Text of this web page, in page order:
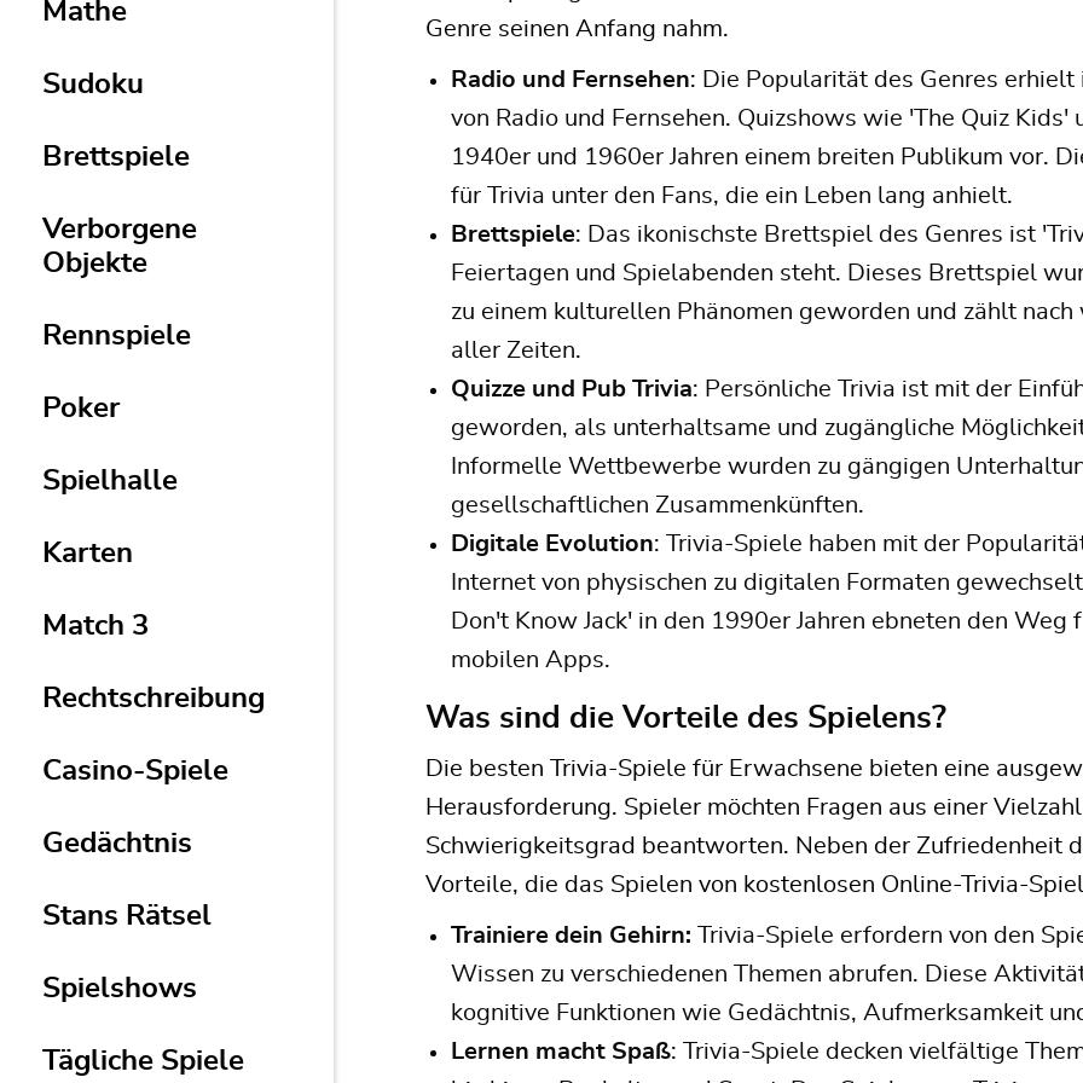
Mathe
Sudoku
Brettspiele
Verborgene
Objekte
Rennspiele
Poker
Spielhalle
Karten
Match 3
Rechtschreibung
Casino-Spiele
Gedächtnis
Stans Rätsel
Spielshows
Tägliche Spiele
Genre seinen Anfang nahm.
Radio und Fernsehen: Die Popularität des Genres
von Radio und Fernsehen. Quizshows wie 'The Quiz Kids'
1940er und 1960er Jahren einem breiten Publikum vor.
für Trivia unter den Fans, die ein Leben lang anhielt.
Brettspiele: Das ikonischste Brettspiel des Genres ist
Feiertagen und Spielabenden steht. Dieses Brettspiel
zu einem kulturellen Phänomen geworden und zählt
aller Zeiten.
Quizze und Pub Trivia: Persönliche Trivia ist mit der
geworden, als unterhaltsame und zugängliche
Informelle Wettbewerbe wurden zu gängigen
gesellschaftlichen Zusammenkünften.
Digitale Evolution: Trivia-Spiele haben mit der
Internet von physischen zu digitalen Formaten
Don't Know Jack' in den 1990er Jahren ebneten den
mobilen Apps.
Was sind die Vorteile des Spielens?
Die besten Trivia-Spiele für Erwachsene bieten eine
Herausforderung. Spieler möchten Fragen aus einer
Schwierigkeitsgrad beantworten. Neben der Zufriedenheit
Vorteile, die das Spielen von kostenlosen Online-Trivia-
Trainiere dein Gehirn: Trivia-Spiele erfordern von den
Wissen zu verschiedenen Themen abrufen. Diese
kognitive Funktionen wie Gedächtnis, Aufmerksamkeit
Lernen macht Spaß: Trivia-Spiele decken vielfältige